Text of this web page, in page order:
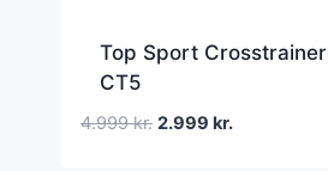
Top Sport Crosstrainer
CT5
4.999kr. Den
2.999 kr.Den